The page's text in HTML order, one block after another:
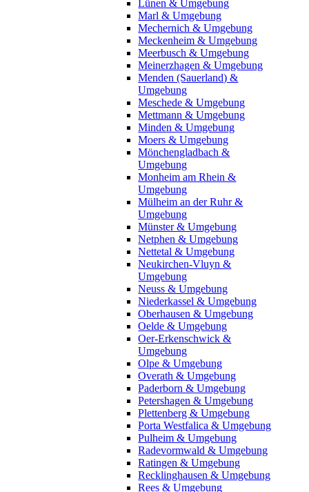
Lünen & Umgebung
Marl & Umgebung
Mechernich & Umgebung
Meckenheim & Umgebung
Meerbusch & Umgebung
Meinerzhagen & Umgebung
Menden (Sauerland) &
Umgebung
Meschede & Umgebung
Mettmann & Umgebung
Minden & Umgebung
Moers & Umgebung
Mönchengladbach &
Umgebung
Monheim am Rhein &
Umgebung
Mülheim an der Ruhr &
Umgebung
Münster & Umgebung
Netphen & Umgebung
Nettetal & Umgebung
Neukirchen-Vluyn &
Umgebung
Neuss & Umgebung
Niederkassel & Umgebung
Oberhausen & Umgebung
Oelde & Umgebung
Oer-Erkenschwick &
Umgebung
Olpe & Umgebung
Overath & Umgebung
Paderborn & Umgebung
Petershagen & Umgebung
Plettenberg & Umgebung
Porta Westfalica & Umgebung
Pulheim & Umgebung
Radevormwald & Umgebung
Ratingen & Umgebung
Recklinghausen & Umgebung
Rees & Umgebung